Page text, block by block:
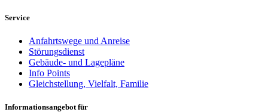
Service
Anfahrtswege und Anreise
Störungsdienst
Gebäude- und Lagepläne
Info Points
Gleichstellung, Vielfalt, Familie
Informationsangebot für